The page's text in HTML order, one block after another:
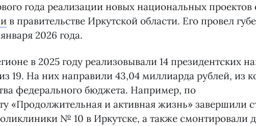
года реализации новых национальных
в правительстве Иркутской области. Его провел
2026 года.
в 2025 году реализовывали 14 президентских
19. На них направили 43,04 миллиарда рублей, из
федерального бюджета. Например, по
«Продолжительная и активная жизнь» завершили
№ 10 в Иркутске, а также смонтировали